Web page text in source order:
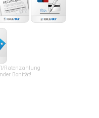
Ratenzahlung
Bonität!